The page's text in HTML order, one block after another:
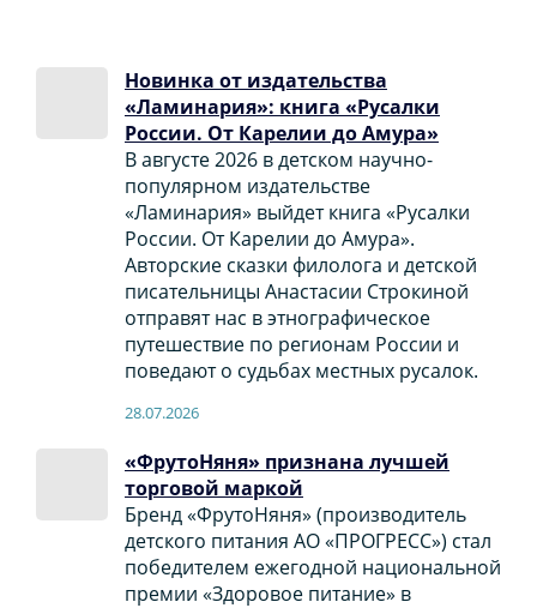
Новинка от издательства
«Ламинария»: книга «Русалки
России. От Карелии до Амура»
В августе 2026 в детском научно-
популярном издательстве
«Ламинария» выйдет книга «Русалки
России. От Карелии до Амура».
Авторские сказки филолога и детской
писательницы Анастасии Строкиной
отправят нас в этнографическое
путешествие по регионам России и
поведают о судьбах местных русалок.
28.07.2026
«ФрутоНяня» признана лучшей
торговой маркой
Бренд «ФрутоНяня» (производитель
детского питания АО «ПРОГРЕСС») стал
победителем ежегодной национальной
премии «Здоровое питание» в